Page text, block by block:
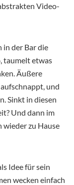
Video-
in der Bar die
taumelt etwas
Äußere
und
Sinkt in diesen
Und dann im
wieder zu Hause
Idee für sein
wecken einfach